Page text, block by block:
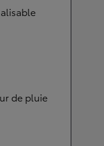
de pluie